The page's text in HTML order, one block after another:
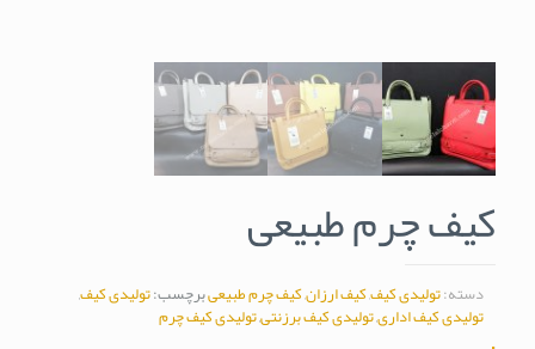
کیف چرم طبیعی
دسته:تولیدی کیف,کیف ارزان,کیف چرم طبیعیبرچسب:تولیدی کیف,
تولیدی کیف اداری,تولیدی کیف برزنتی,تولیدی کیف چرم